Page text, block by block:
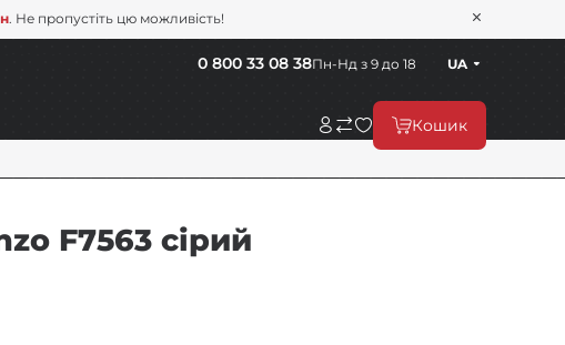
. Не пропустіть цю можливість!
Кошик
Пн-Нд з 9 до 18
0 800 33 08 38 UA
F7563 сірий